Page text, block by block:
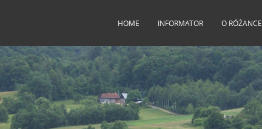
HOME INFORMATOR O RÓŻANCE